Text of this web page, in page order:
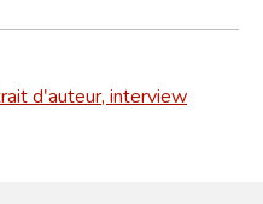
d'auteur, interview